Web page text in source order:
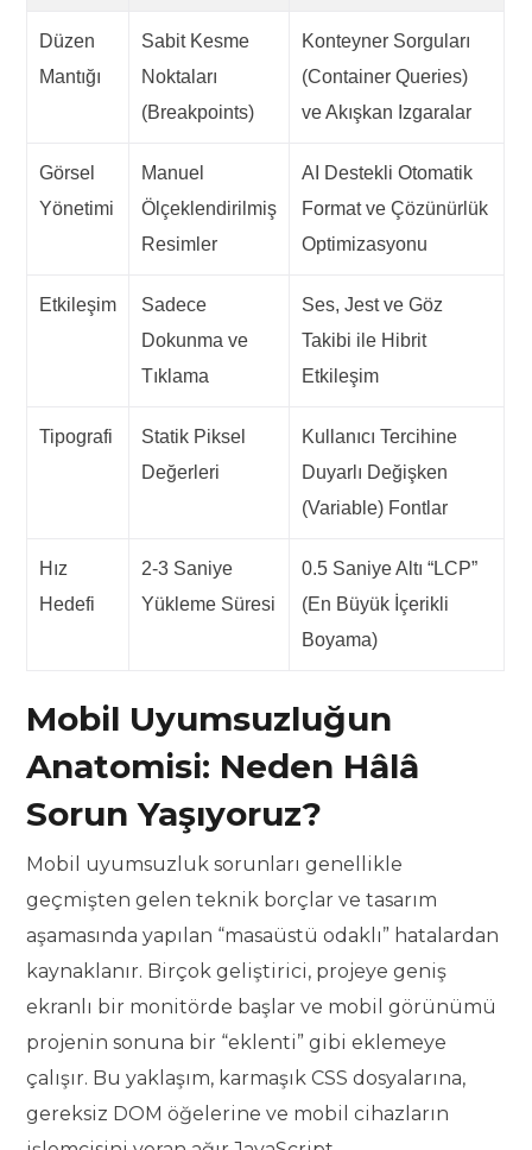
Düzen
Mantığı
Sabit Kesme
Noktaları
(Breakpoints)
Konteyner Sorguları
(Container Queries)
ve Akışkan Izgaralar
Görsel
Yönetimi
Manuel
Ölçeklendirilmiş
Resimler
AI Destekli Otomatik
Format ve Çözünürlük
Optimizasyonu
Etkileşim
Sadece
Dokunma ve
Tıklama
Ses, Jest ve Göz
Takibi ile Hibrit
Etkileşim
Tipografi
Statik Piksel
Değerleri
Kullanıcı Tercihine
Duyarlı Değişken
(Variable) Fontlar
Hız
Hedefi
2-3 Saniye
Yükleme Süresi
0.5 Saniye Altı “LCP”
(En Büyük İçerikli
Boyama)
Mobil Uyumsuzluğun
Anatomisi: Neden Hâlâ
Sorun Yaşıyoruz?
Mobil uyumsuzluk sorunları genellikle
geçmişten gelen teknik borçlar ve tasarım
aşamasında yapılan “masaüstü odaklı” hatalardan
kaynaklanır. Birçok geliştirici, projeye geniş
ekranlı bir monitörde başlar ve mobil görünümü
projenin sonuna bir “eklenti” gibi eklemeye
çalışır. Bu yaklaşım, karmaşık CSS dosyalarına,
gereksiz DOM öğelerine ve mobil cihazların